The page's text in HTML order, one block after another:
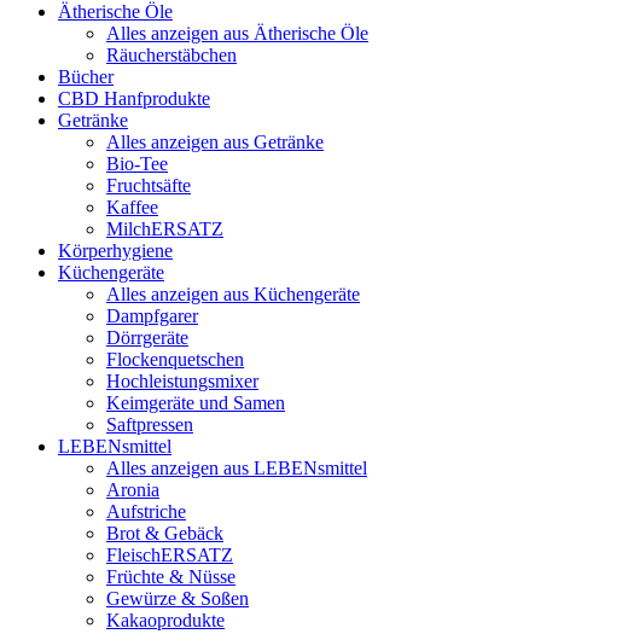
Ätherische Öle
Alles anzeigen aus Ätherische Öle
Räucherstäbchen
Bücher
CBD Hanfprodukte
Getränke
Alles anzeigen aus Getränke
Bio-Tee
Fruchtsäfte
Kaffee
MilchERSATZ
Körperhygiene
Küchengeräte
Alles anzeigen aus Küchengeräte
Dampfgarer
Dörrgeräte
Flockenquetschen
Hochleistungsmixer
Keimgeräte und Samen
Saftpressen
LEBENsmittel
Alles anzeigen aus LEBENsmittel
Aronia
Aufstriche
Brot & Gebäck
FleischERSATZ
Früchte & Nüsse
Gewürze & Soßen
Kakaoprodukte